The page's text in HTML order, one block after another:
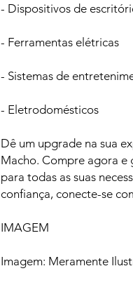
- Dispositivos de
- Ferramentas elétricas
- Sistemas de
- Eletrodomésticos
Dê um upgrade na sua
Macho. Compre agora e
para todas as suas
confiança, conecte-se
IMAGEM
Imagem: Meramente